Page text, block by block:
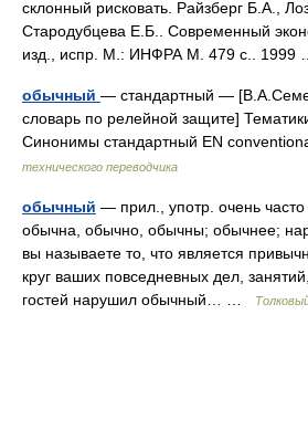
склонный рисковать. Райзберг Б.А.,
Стародубцева Е.Б.. Современный
изд., испр. М.: ИНФРА М. 479 с..
обычный — стандартный —
словарь по релейной защите]
Синонимы стандартный EN
технического переводчика
обычный — прил., употр. очень
обычна, обычно, обычны; обычнее;
вы называете то, что является
круг ваших повседневных дел,
гостей нарушил обычный… …